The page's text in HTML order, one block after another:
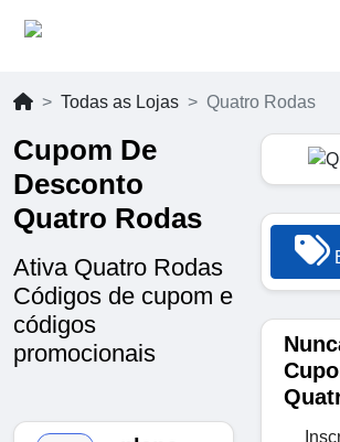
Todas as Lojas Quatro Rodas
Cupom De
Desconto
Quatro Rodas
Ativa Quatro Rodas
Códigos de cupom e
códigos
promocionais